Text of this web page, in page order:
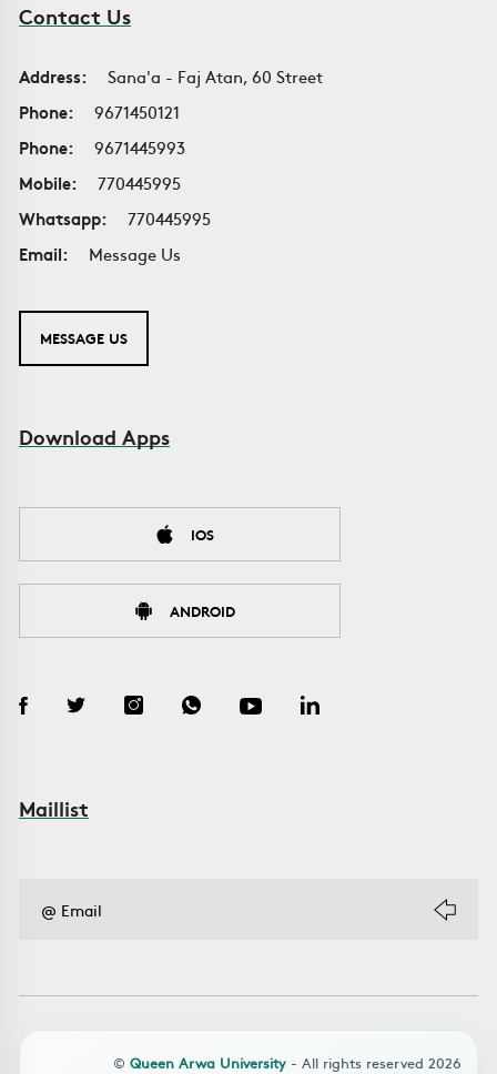
Contact Us
Address:
Sana'a - Faj Atan, 60 Street
Phone:
9671450121
Phone:
9671445993
Mobile:
770445995
Whatsapp:
770445995
Email:
Message Us
MESSAGE US
Download Apps
IOS
ANDROID
Maillist
© Queen Arwa University - All rights reserved 2026